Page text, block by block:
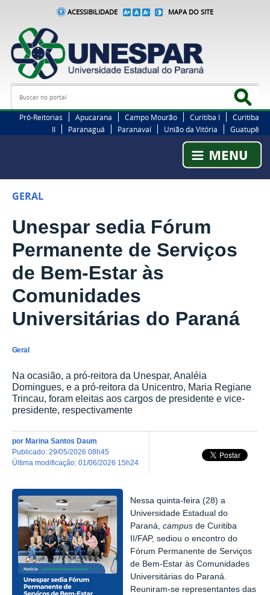
ACESSIBILIDADE MAPA DO SITE
Busca
Pró-Reitorias Apucarana Campo Mourão Curitiba I
Curitiba
II
Paranaguá Paranavaí União da Vitória Guatupê
GERAL
Unespar sedia Fórum
Permanente de Serviços
de Bem-Estar às
Comunidades
Universitárias do Paraná
Geral
Na ocasião, a pró-reitora da Unespar, Analéia
Domingues, e a pró-reitora da Unicentro, Maria Regiane
Trincau, foram eleitas aos cargos de presidente e vice-
presidente, respectivamente
por Marina Santos Daum
publicado: 29/05/2026 08h45
última modificação: 01/06/2026 15h24
Nessa quinta-feira (28) a
Universidade Estadual do
Paraná,campus de Curitiba
II/FAP, sediou o encontro do
Fórum Permanente de Serviços
de Bem-Estar às Comunidades
Universitárias do Paraná.
Reuniram-se representantes das